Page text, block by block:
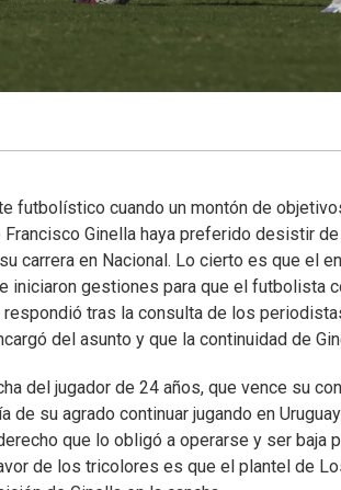
futbolístico cuando un montón de
Ginella haya preferido desistir
carrera en Nacional. Lo cierto es que el
iniciaron gestiones para que el futbolista
respondió tras la consulta de los
del asunto y que la continuidad de
del jugador de 24 años, que vence su
su agrado continuar jugando en Uruguay
que lo obligó a operarse y ser baja
de los tricolores es que el plantel de